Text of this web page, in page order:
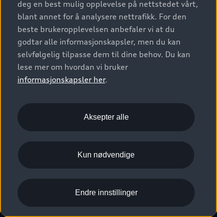
S/RS
Konseptbiler og prototyper
Prislister
Leasing
Bilgarantier
Audi Forsikring
Verkstedtjenester
Functions on demand
Kom i gang med myAudi
Kundeservice
Nyhetsbrev
Presse
Karriere
Bli sertifisert merkeverksted
Autoretur
Åpenhetsloven
© 2026 AUDI NORGE. All Rights Reserved.
Imprint Ansvarserklæring
Personvern
Informasjonskapsler (cookies)
Juridisk informasjon AUDI AG
deg en best mulig opplevelse på nettstedet vårt,
blant annet for å analysere nettrafikk. For den
beste brukeropplevelsen anbefaler vi at du
godtar alle informasjonskapsler, men du kan
selvfølgelig tilpasse dem til dine behov. Du kan
lese mer om hvordan vi bruker
informasjonskapsler her.
Aksepter alle
Kun nødvendige
Endre innstillinger